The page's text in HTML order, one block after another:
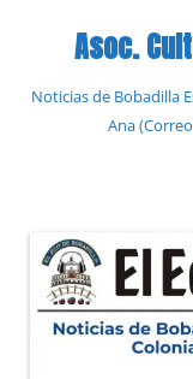
contenidoAsoc.
Noticias de Bobadilla
Ana